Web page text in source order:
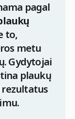
pagal
to,
metu
Gydytojai
plaukų